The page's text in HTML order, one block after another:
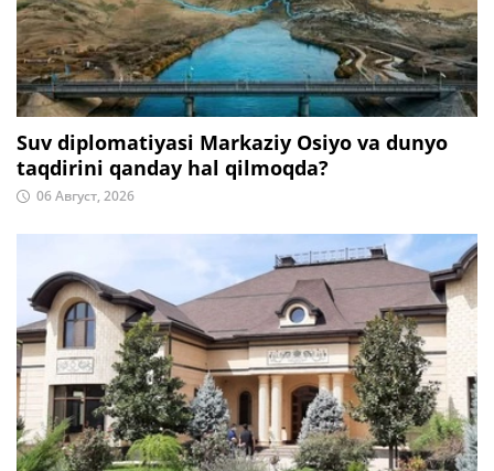
Suv diplomatiyasi Markaziy Osiyo va dunyo
taqdirini qanday hal qilmoqda?
06 Август, 2026